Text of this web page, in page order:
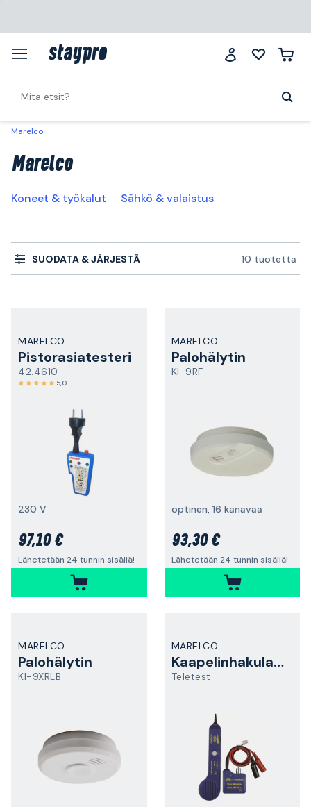
Marelco
Marelco
Koneet & työkalut Sähkö & valaistus
SUODATA & JÄRJESTÄ 10 tuotetta
MARELCO
Pistorasiatesteri
42.4610
5,0
230 V
97,10 €
Lähetetään 24 tunnin sisällä!
MARELCO
Palohälytin
KI-9RF
optinen, 16 kanavaa
93,30 €
Lähetetään 24 tunnin sisällä!
MARELCO
Palohälytin
KI-9XRLB
MARELCO
Kaapelinhakulaite
Teletest